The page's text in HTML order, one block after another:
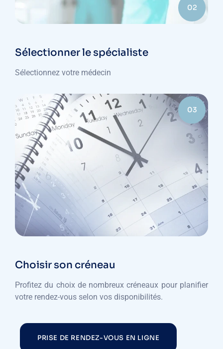
02
Sélectionner le spécialiste
Sélectionnez votre médecin
03
Choisir son créneau
Profitez du choix de nombreux créneaux pour planifier
votre rendez-vous selon vos disponibilités.
PRISE DE RENDEZ-VOUS EN LIGNE